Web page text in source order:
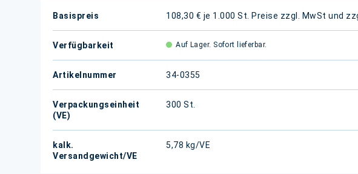
Weitere
Basispreis 108,30 € je 1.000 St. Preise zzgl. MwSt und
Verfügbarkeit Auf Lager. Sofort lieferbar.
Artikelnummer 34-0355
Verpackungseinheit
(VE)
300 St.
kalk.
Versandgewicht/VE
5,78 kg/VE